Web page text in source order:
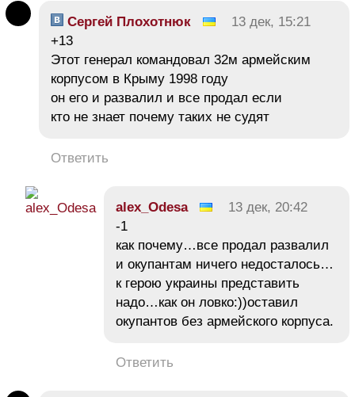
Сергей Плохотнюк
13 дек, 15:21
+13
Этот генерал командовал 32м армейским
корпусом в Крыму 1998 году
он его и развалил и все продал если
кто не знает почему таких не судят
Ответить
alex_Odesa
13 дек, 20:42
-1
как почему…все продал развалил
и окупантам ничего недосталось…
к герою украины представить
надо…как он ловко:))оставил
окупантов без армейского корпуса.
Ответить